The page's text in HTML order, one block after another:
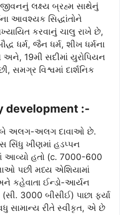
લક્ષ્ય બ્રહ્મ સાથેનું
આવશ્યક સિદ્ધાંતોને
કરવાનું ચાલુ રાખે છે,
ધર્મ, જૈન ધર્મ, શીખ ધર્મના
19મી સદીમાં યુરોપિયન
સમગ્ર વિશ્વમાં દાર્શનિક
development :-
બે અલગ-અલગ દાવાઓ છે.
સિંધુ ખીણમાં હડપ્પન
આવ્યો હતો (c. 7000-600
પછી મધ્ય એશિયામાં
કહેવાતા ઈન્ડો-આર્યન
3000 બીસીઈ) પાછા ફર્યા
સામાન્ય રીતે સ્વીકૃત, એ છે